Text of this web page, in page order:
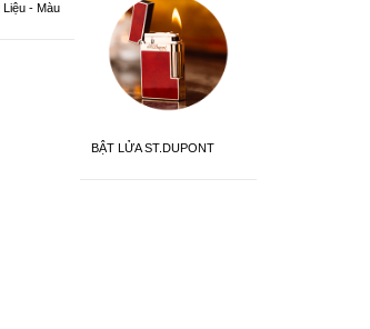
- Màu
BẬT LỬA ST.DUPONT